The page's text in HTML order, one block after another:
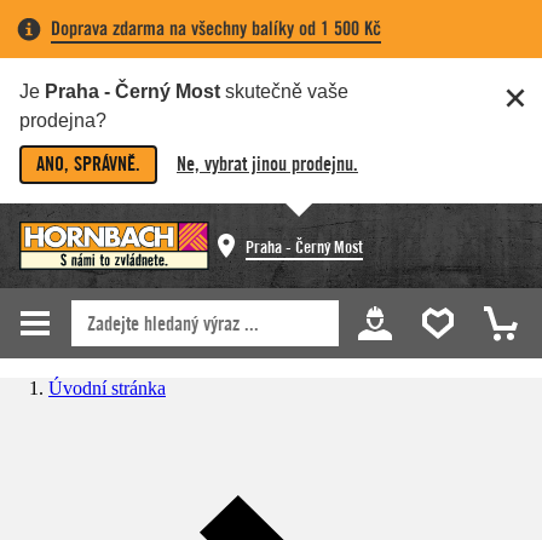
Doprava zdarma na všechny balíky od 1 500 Kč
Je Praha - Černý Most skutečně vaše
prodejna?
ANO, SPRÁVNĚ. Ne, vybrat jinou prodejnu.
Praha - Černý Most
Úvodní stránka